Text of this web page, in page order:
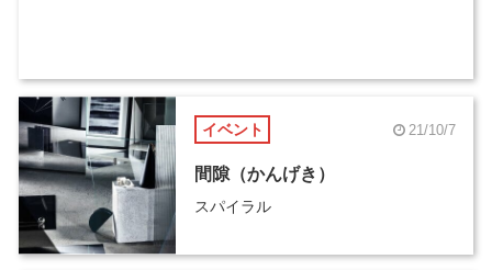
イベント 21/10/7
間隙（かんげき）
スパイラル